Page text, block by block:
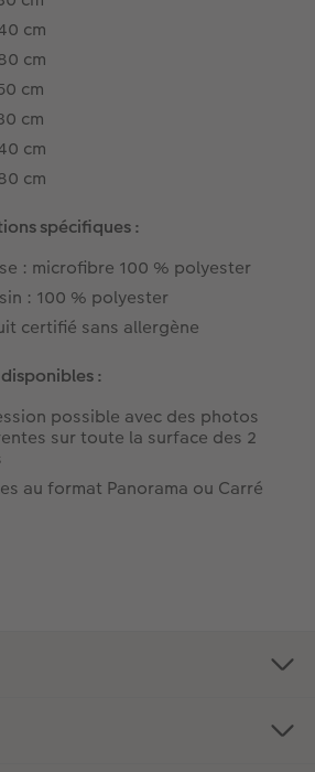
cm
cm
cm
cm
cm
cm
spécifiques :
: microfibre 100 % polyester
: 100 % polyester
certifié sans allergène
:
possible avec des photos
sur toute la surface des 2
au format Panorama ou Carré